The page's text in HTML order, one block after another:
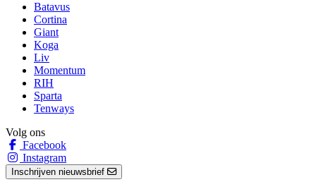
Batavus
Cortina
Giant
Koga
Liv
Momentum
RIH
Sparta
Tenways
Volg ons
Facebook
Instagram
Inschrijven nieuwsbrief